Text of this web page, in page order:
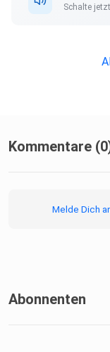
Schalte
Kommentare
Melde Dich
Abonnenten